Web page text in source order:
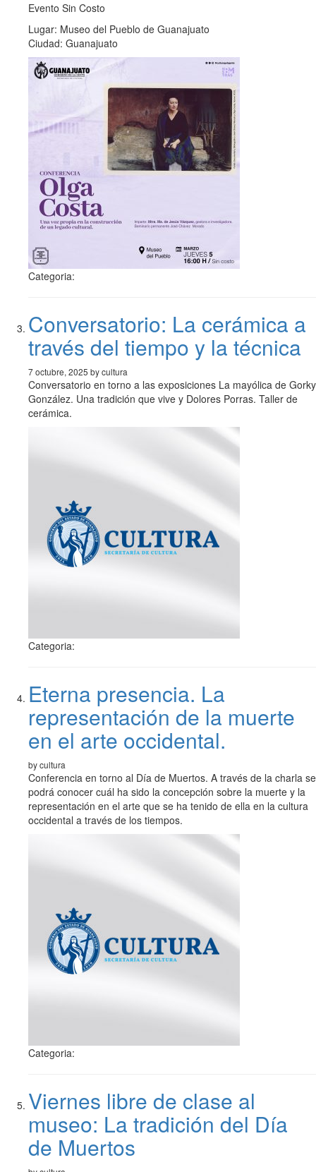
Evento Sin Costo
Lugar: Museo del Pueblo de Guanajuato
Ciudad: Guanajuato
Categoria:
Conversatorio: La cerámica a
través del tiempo y la técnica
7 octubre, 2025 by cultura
Conversatorio en torno a las exposiciones La mayólica de Gorky
González. Una tradición que vive y Dolores Porras. Taller de
cerámica.
Categoria:
Eterna presencia. La
representación de la muerte
en el arte occidental.
by cultura
Conferencia en torno al Día de Muertos. A través de la charla se
podrá conocer cuál ha sido la concepción sobre la muerte y la
representación en el arte que se ha tenido de ella en la cultura
occidental a través de los tiempos.
Categoria:
Viernes libre de clase al
museo: La tradición del Día
de Muertos